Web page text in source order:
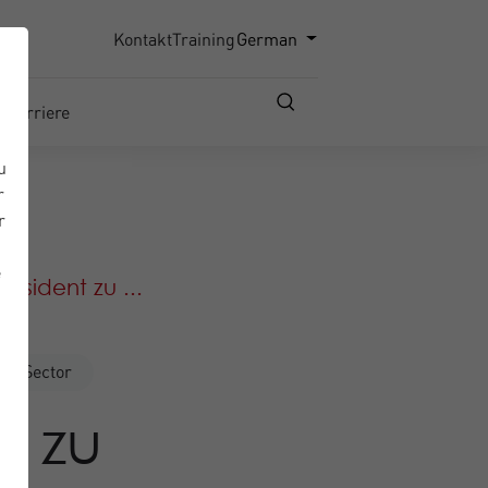
KontaktTraining German
Karriere
zu ...
Sector
zu